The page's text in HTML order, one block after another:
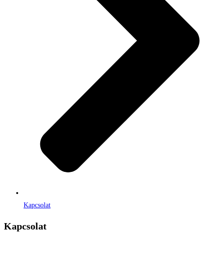
Kapcsolat
Kapcsolat